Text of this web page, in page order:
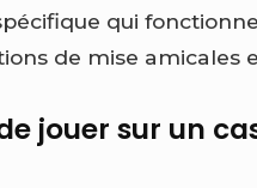
qui
de mise amicales
jouer sur un